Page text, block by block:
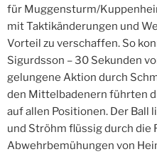
für Muggensturm/
mit Taktikänderungen und
Vorteil zu verschaffen. So
Sigurdsson – 30 Sekunden
gelungene Aktion durch
den Mittelbadenern führten
auf allen Positionen. Der Ball
und Ströhm flüssig durch die
Abwehrbemühungen von